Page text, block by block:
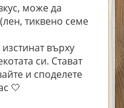
може да
тиквено семе
върху
си. Стават
и споделете
🤍